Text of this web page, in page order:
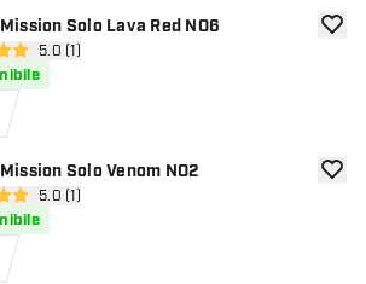
Solo Lava Red NO6
apri pannello recensioni
valutazione
5.0 (1)
Solo Venom NO2
apri pannello recensioni
valutazione
5.0 (1)